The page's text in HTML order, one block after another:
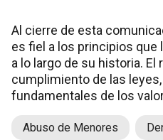
Al cierre de esta
es fiel a los principios que
a lo largo de su historia. El
cumplimiento de las
fundamentales de los
Abuso de Menores